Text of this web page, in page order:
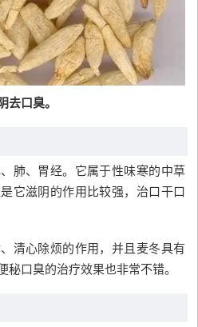
口臭。
肺、胃经。它属于性味寒的中草
它滋阴的作用比较强，治口干口
清心除烦的作用，并且麦冬具有
口臭的治疗效果也非常不错。